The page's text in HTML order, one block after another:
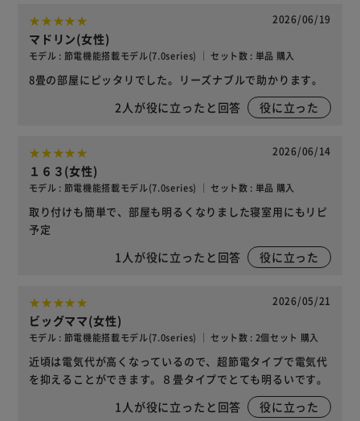
2026/06/19
マドリン(女性)
モデル : 節電機能搭載モデル(7.0series) ｜ セット数 : 単品 購入
8畳の部屋にピッタリでした。リーズナブルで助かります。
2 人が役に立ったと回答 役に立った
2026/06/14
１６３(女性)
モデル : 節電機能搭載モデル(7.0series) ｜ セット数 : 単品 購入
取り付けも簡単で、部屋も明るくなりました寝室用にもリピ
予定
1 人が役に立ったと回答 役に立った
2026/05/21
ビッグママ(女性)
モデル : 節電機能搭載モデル(7.0series) ｜ セット数 : 2個セット 購入
近頃は電気代が高くなっているので、超節電タイプで電気代
を抑えることができます。８畳タイプでとても明るいです。
1 人が役に立ったと回答 役に立った